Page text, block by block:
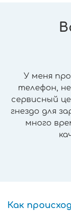
У меня
телефон,
сервисный
гнездо для
много
Как